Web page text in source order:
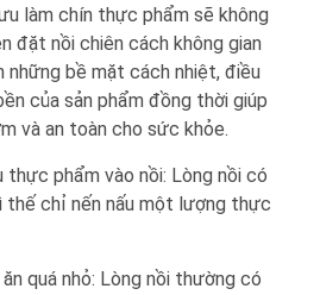
làm chín thực phẩm sẽ không
đặt nồi chiên cách không gian
những bề mặt cách nhiệt, điều
của sản phẩm đồng thời giúp
và an toàn cho sức khỏe.
thực phẩm vào nồi: Lòng nồi có
thế chỉ nến nấu một lượng thực
quá nhỏ: Lòng nồi thường có